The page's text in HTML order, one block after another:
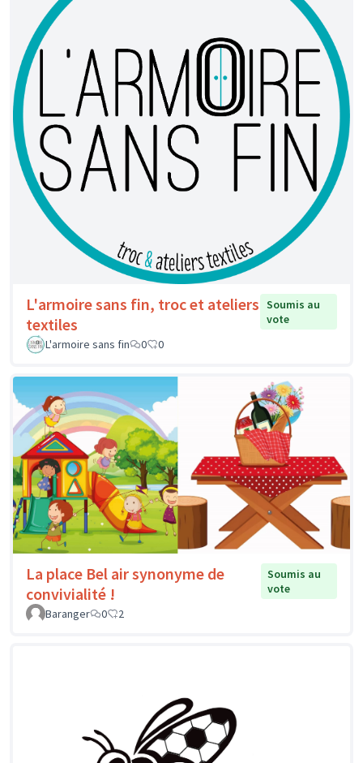
L'armoire sans fin, troc et ateliers
textiles
Soumis au
vote
L'armoire sans fin
0 0
La place Bel air synonyme de
convivialité !
Soumis au
vote
Baranger
0 2